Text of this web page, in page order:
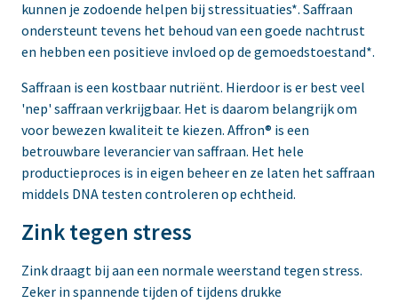
kunnen je zodoende helpen bij stressituaties*. Saffraan
ondersteunt tevens het behoud van een goede nachtrust
en hebben een positieve invloed op de gemoedstoestand*.
Saffraan is een kostbaar nutriënt. Hierdoor is er best veel
'nep' saffraan verkrijgbaar. Het is daarom belangrijk om
voor bewezen kwaliteit te kiezen. Affron® is een
betrouwbare leverancier van saffraan. Het hele
productieproces is in eigen beheer en ze laten het saffraan
middels DNA testen controleren op echtheid.
Zink tegen stress
Zink draagt bij aan een normale weerstand tegen stress.
Zeker in spannende tijden of tijdens drukke